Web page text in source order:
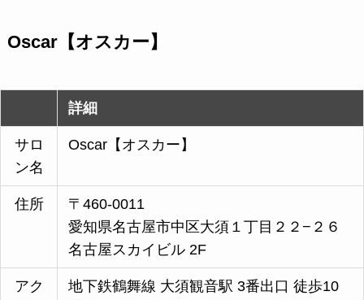
Oscar【オスカー】
詳細
サロ
ン名
Oscar【オスカー】
住所
〒460-0011
愛知県名古屋市中区大須１丁目２２−２６
名古屋スカイビル 2F
アク
地下鉄鶴舞線 大須観音駅 3番出口 徒歩10